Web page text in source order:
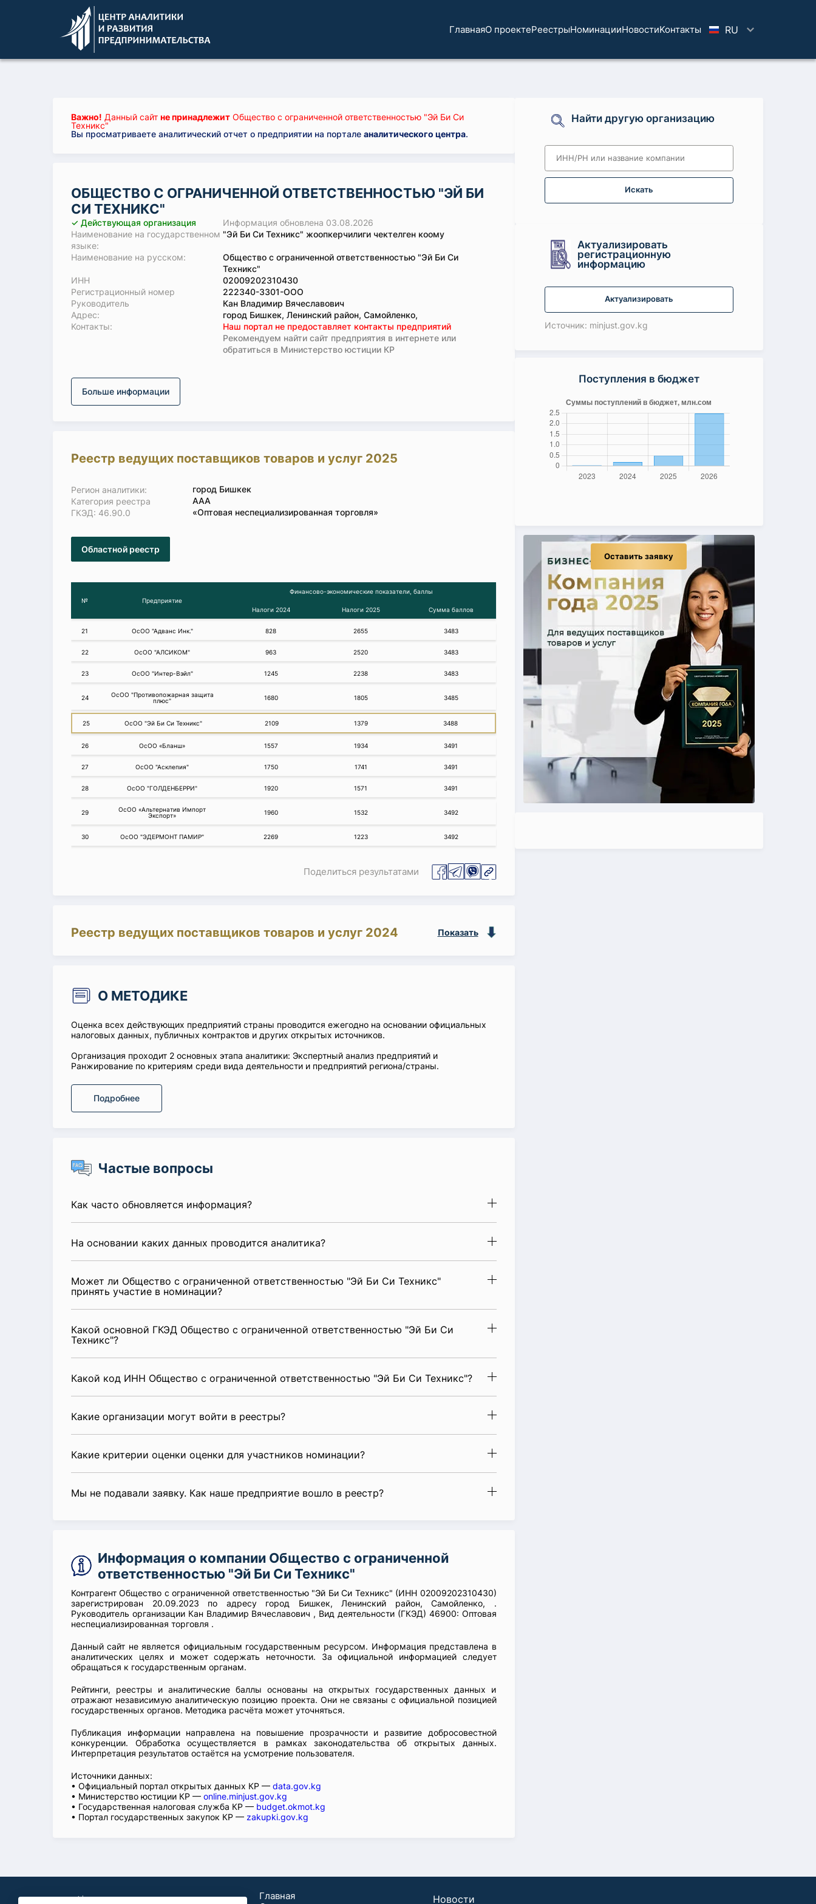
ГлавнаяО проектеРеестрыНоминацииНовостиKoнтaкты RU
Важно! Данный сайт не принадлежит Общество с ограниченной ответственностью "Эй Би Си
Техникс"
Вы просматриваете аналитический отчет о предприятии на портале аналитического центра.
ОБЩЕСТВО С ОГРАНИЧЕННОЙ ОТВЕТСТВЕННОСТЬЮ "ЭЙ БИ
СИ ТЕХНИКС"
✓ Действующая организация
Информация обновлена 03.08.2026
Наименование на государственном
языке:
"Эй Би Си Техникс" жоопкерчилиги чектелген коому
Наименование на русском:
Общество с ограниченной ответственностью "Эй Би Си
Техникс"
ИНН
02009202310430
Регистрационный номер
222340-3301-ООО
Руководитель
Кан Владимир Вячеславович
Адрес:
город Бишкек, Ленинский район, Самойленко,
Koнтaкты:
Наш портал не предоставляет контакты предприятий
Рекомендуем найти сайт предприятия в интернете или
обратиться в Министерство юстиции КР
Больше информации
Реестр ведущих поставщиков товаров и услуг 2025
Регион аналитики:
город Бишкек
Категория реестра
ААА
ГКЭД: 46.90.0
«Оптовая неспециализированная торговля»
Областной реестр
№ Предприятие
Финансово-экономические показатели, баллы
Налоги 2024 Налоги 2025 Сумма баллов
21 ОсОО "Адванс Инк." 828 2655 3483
22 ОсОО "АЛСИКОМ" 963 2520 3483
23 ОсОО "Интер-Вэйл" 1245 2238 3483
24
ОсОО "Противопожарная защита
плюс"
1680 1805 3485
25 ОсОО "Эй Би Си Техникс" 2109 1379 3488
26 ОсОО «Бланш» 1557 1934 3491
27 ОсОО "Асклепия" 1750 1741 3491
28 ОсОО "ГОЛДЕНБЕРРИ" 1920 1571 3491
29
ОсОО «Альтернатив Импорт
Экспорт»
1960 1532 3492
30 ОсОО "ЭДЕРМОНТ ПАМИР" 2269 1223 3492
Поделиться результатами
Реестр ведущих поставщиков товаров и услуг 2024 Показать
О МЕТОДИКЕ
Оценка всех действующих предприятий страны проводится ежегодно на основании официальных
налоговых данных, публичных контрактов и других открытых источников.
Организация проходит 2 основных этапа аналитики: Экспертный анализ предприятий и
Ранжирование по критериям среди вида деятельности и предприятий региона/страны.
Подробнее
Частые вопросы
Как часто обновляется информация?
На основании каких данных проводится аналитика?
Может ли Общество с ограниченной ответственностью "Эй Би Си Техникс"
принять участие в номинации?
Какой основной ГКЭД Общество с ограниченной ответственностью "Эй Би Си
Техникс"?
Какой код ИНН Общество с ограниченной ответственностью "Эй Би Си Техникс"?
Какие организации могут войти в реестры?
Какие критерии оценки оценки для участников номинации?
Мы не подавали заявку. Как наше предприятие вошло в реестр?
Информация о компании Общество с ограниченной
ответственностью "Эй Би Си Техникс"
Контрагент Общество с ограниченной ответственностью "Эй Би Си Техникс" (ИНН 02009202310430)
зарегистрирован 20.09.2023 по адресу город Бишкек, Ленинский район, Самойленко, .
Руководитель организации Кан Владимир Вячеславович , Вид деятельности (ГКЭД) 46900: Оптовая
неспециализированная торговля .
Данный сайт не является официальным государственным ресурсом. Информация представлена в
аналитических целях и может содержать неточности. За официальной информацией следует
обращаться к государственным органам.
Рейтинги, реестры и аналитические баллы основаны на открытых государственных данных и
отражают независимую аналитическую позицию проекта. Они не связаны с официальной позицией
государственных органов. Методика расчёта может уточняться.
Публикация информации направлена на повышение прозрачности и развитие добросовестной
конкуренции. Обработка осуществляется в рамках законодательства об открытых данных.
Интерпретация результатов остаётся на усмотрение пользователя.
Источники данных:
• Официальный портал открытых данных КР — data.gov.kg
• Министерство юстиции КР — online.minjust.gov.kg
• Государственная налоговая служба КР — budget.okmot.kg
• Портал государственных закупок КР — zakupki.gov.kg
Найти другую организацию
Искать
Актуализировать
регистрационную
информацию
Актуализировать
Источник: minjust.gov.kg
Поступления в бюджет
Оставить заявку
Главная
Новости